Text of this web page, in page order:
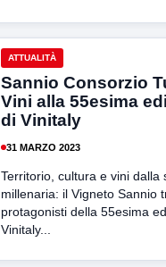
ATTUALITÀ
Sannio Consorzio
Vini alla 55esima
di Vinitaly
31 MARZO 2023
Territorio, cultura e vini dalla
millenaria: il Vigneto Sannio
protagonisti della 55esima
Vinitaly...